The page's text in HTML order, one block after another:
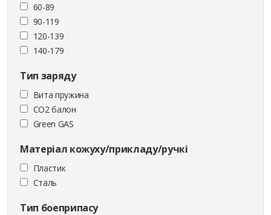
60-89
90-119
120-139
140-179
Тип заряду
Вита пружина
CO2 балон
Green GAS
Матеріал кожуху/прикладу/ручкі
Пластик
Сталь
Тип боеприпасу